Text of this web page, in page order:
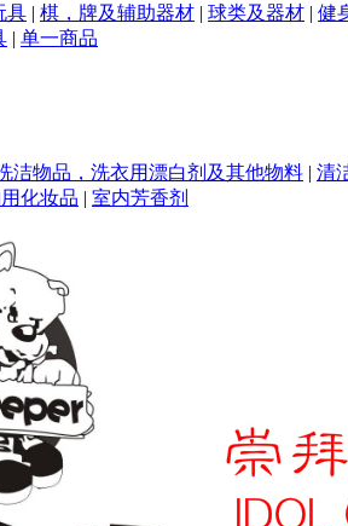
具 | 棋，牌及辅助器材 | 球类及器材 | 健
| 单一商品
洁物品，洗衣用漂白剂及其他物料 | 清
化妆品 | 室内芳香剂